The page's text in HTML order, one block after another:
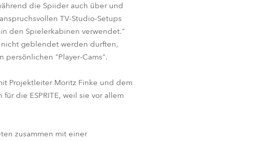
die Spiider auch über und
TV-Studio-Setups
den Spielerkabinen verwendet."
geblendet werden durften,
persönlichen "Player-Cams".
Projektleiter Moritz Finke und dem
die ESPRITE, weil sie vor allem
zusammen mit einer